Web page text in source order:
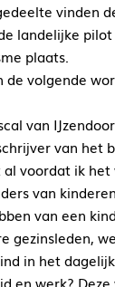
vinden
landelijke pilot
plaats.
de volgende
van
van het
voordat ik het
van
van een
gezinsleden,
in het
en werk? Deze